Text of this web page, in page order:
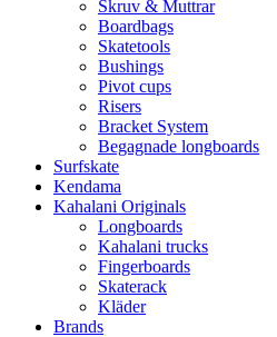
Skruv & Muttrar
Boardbags
Skatetools
Bushings
Pivot cups
Risers
Bracket System
Begagnade longboards
Surfskate
Kendama
Kahalani Originals
Longboards
Kahalani trucks
Fingerboards
Skaterack
Kläder
Brands